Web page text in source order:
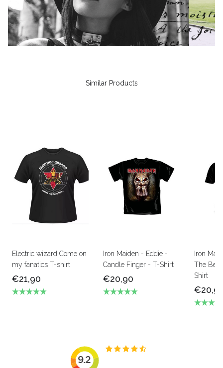
Similar Products
Electric wizard Come on
my fanatics T-shirt
€21,90
Iron Maiden - Eddie -
Candle Finger - T-Shirt
€20,90
Iron
The
Shirt